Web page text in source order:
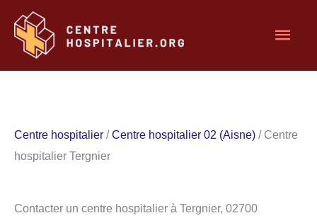
contenu
Centre hospitalier /Centre hospitalier 02 (Aisne) / Centre
hospitalier Tergnier
Contacter un centre hospitalier à Tergnier, 02700